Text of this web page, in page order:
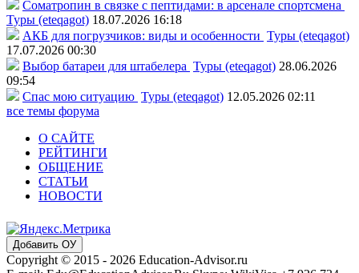
Соматропин в связке с пептидами: в арсенале спортсмена
Туры (eteqagot) 18.07.2026 16:18
АКБ для погрузчиков: виды и особенности Туры (eteqagot)
17.07.2026 00:30
Выбор батареи для штабелера Туры (eteqagot) 28.06.2026
09:54
Спас мою ситуацию Туры (eteqagot) 12.05.2026 02:11
все темы форума
О САЙТЕ
РЕЙТИНГИ
ОБЩЕНИЕ
СТАТЬИ
НОВОСТИ
Добавить ОУ
Copyright © 2015 - 2026 Education-Advisor.ru